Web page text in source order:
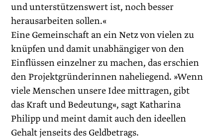
und unterstützenswert ist, noch besser
herausarbeiten sollen.«
Eine Gemeinschaft an ein Netz von vielen zu
knüpfen und damit unabhängiger von den
Einflüssen einzelner zu machen, das erschien
den Projektgründerinnen naheliegend. »Wenn
viele Menschen unsere Idee mittragen, gibt
das Kraft und Bedeutung«, sagt Katharina
Philipp und meint damit auch den ideellen
Gehalt jenseits des Geldbetrags.